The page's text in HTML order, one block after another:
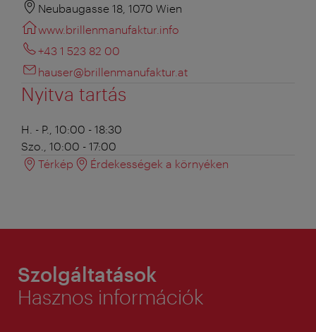
Neubaugasse 18, 1070 Wien
www.brillenmanufaktur.info
+43 1 523 82 00
hauser@brillenmanufaktur.at
Nyitva tartás
H. - P., 10:00 - 18:30
Szo., 10:00 - 17:00
Térkép
Érdekességek a környéken
Szolgáltatások
Hasznos információk